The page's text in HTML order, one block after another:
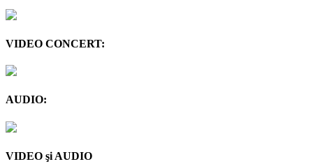
VIDEO CONCERT:
AUDIO:
VIDEO şi AUDIO